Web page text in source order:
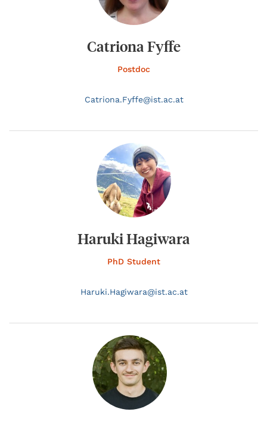
Catriona Fyffe
Postdoc
Catriona.Fyffe@ist.ac.at
Haruki Hagiwara
PhD Student
Haruki.Hagiwara@ist.ac.at